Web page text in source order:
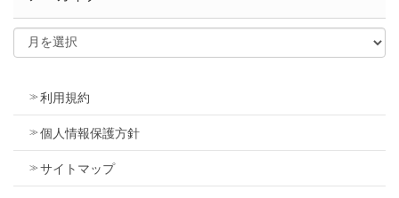
利用規約
個人情報保護方針
サイトマップ